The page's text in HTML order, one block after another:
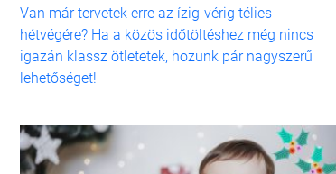
Van már tervetek erre az ízig-vérig télies
hétvégére? Ha a közös időtöltéshez még nincs
igazán klassz ötletetek, hozunk pár nagyszerű
lehetőséget!